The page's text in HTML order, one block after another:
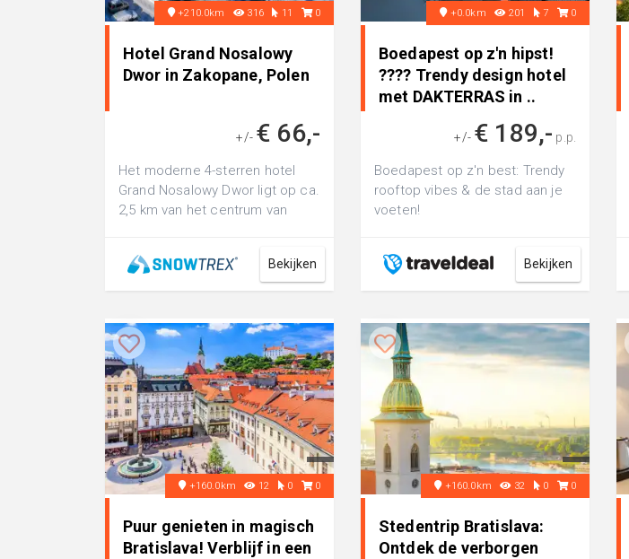
+210.0km 316 11 0
Hotel Grand Nosalowy
Dwor in Zakopane, Polen
+/- € 66,-
Het moderne 4-sterren hotel
Grand Nosalowy Dwor ligt op ca.
2,5 km van het centrum van
Bekijken
+0.0km 201 7 0
Boedapest op z'n hipst!
???? Trendy design hotel
met DAKTERRAS in ..
+/- € 189,- p.p.
Boedapest op z'n best: Trendy
rooftop vibes & de stad aan je
voeten!
Bekijken
+160.0km 12 0 0
Puur genieten in magisch
Bratislava! Verblijf in een
+160.0km 32 0 0
Stedentrip Bratislava:
Ontdek de verborgen